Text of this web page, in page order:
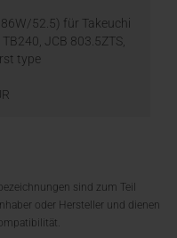
52.5) für Takeuchi
JCB 803.5ZTS,
type
sind zum Teil
oder Hersteller und dienen